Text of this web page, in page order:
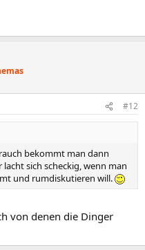
#12
bekommt man dann
sich scheckig, wenn man
und rumdiskutieren will.
von denen die Dinger